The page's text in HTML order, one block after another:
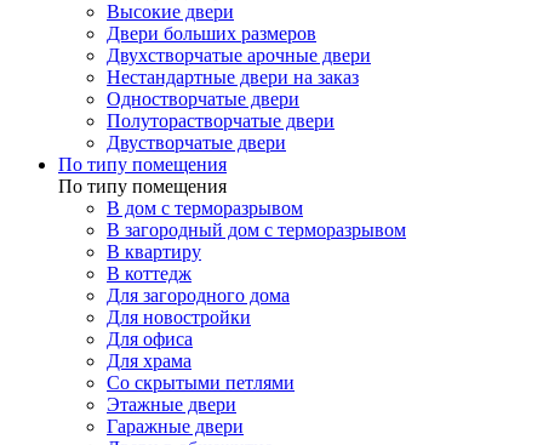
Высокие двери
Двери больших размеров
Двухстворчатые арочные двери
Нестандартные двери на заказ
Одностворчатые двери
Полуторастворчатые двери
Двустворчатые двери
По типу помещения
По типу помещения
В дом с терморазрывом
В загородный дом с терморазрывом
В квартиру
В коттедж
Для загородного дома
Для новостройки
Для офиса
Для храма
Со скрытыми петлями
Этажные двери
Гаражные двери